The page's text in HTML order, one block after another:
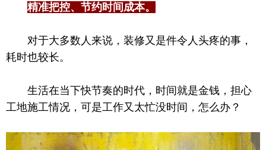
精准把控、节约时间成本。
对于大多数人来说，装修又是件令人头疼的事，
耗时也较长。
生活在当下快节奏的时代，时间就是金钱，担心
工地施工情况，可是工作又太忙没时间，怎么办？